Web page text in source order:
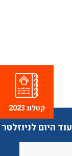
היום לניוזלטר
קטלוג 2023